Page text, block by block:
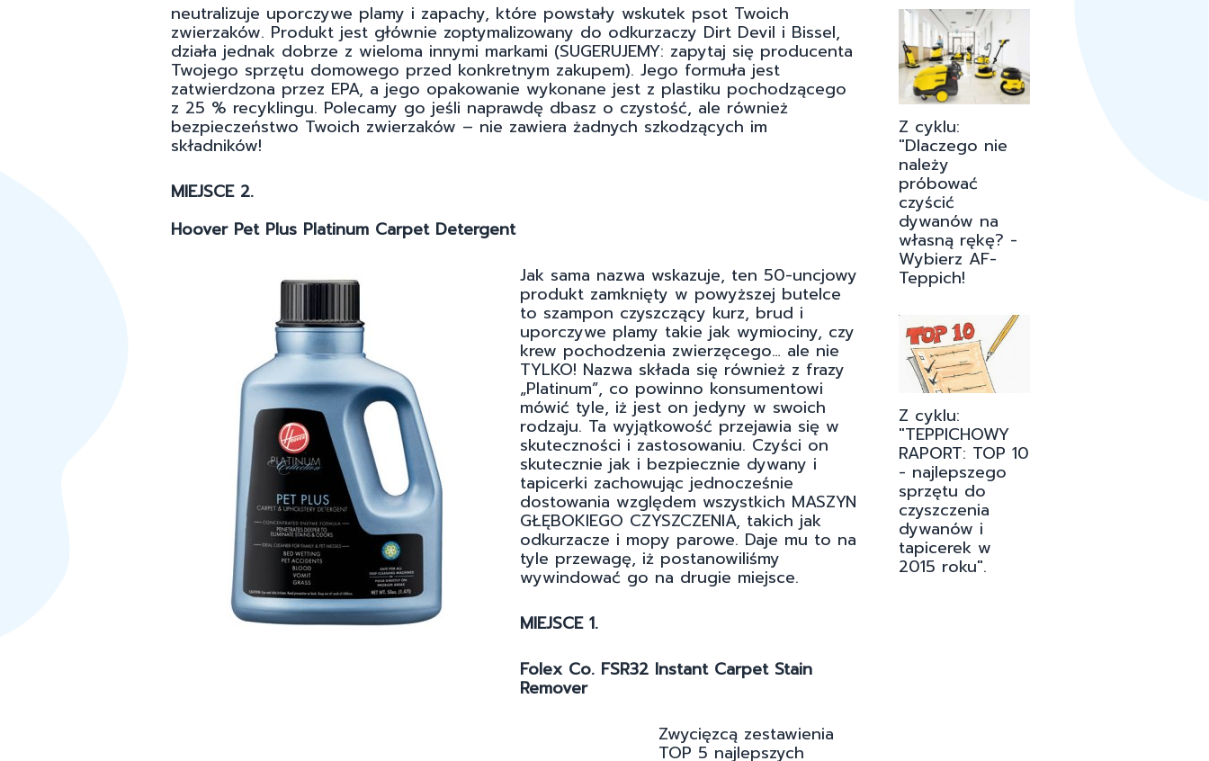
neutralizuje uporczywe plamy i zapachy, które powstały wskutek psot Twoich
zwierzaków. Produkt jest głównie zoptymalizowany do odkurzaczy Dirt Devil i Bissel,
działa jednak dobrze z wieloma innymi markami (SUGERUJEMY: zapytaj się producenta
Twojego sprzętu domowego przed konkretnym zakupem). Jego formuła jest
zatwierdzona przez EPA, a jego opakowanie wykonane jest z plastiku pochodzącego
z 25 % recyklingu. Polecamy go jeśli naprawdę dbasz o czystość, ale również
bezpieczeństwo Twoich zwierzaków – nie zawiera żadnych szkodzących im
składników!
MIEJSCE 2.
Hoover Pet Plus Platinum Carpet Detergent
Jak sama nazwa wskazuje, ten 50-uncjowy
produkt zamknięty w powyższej butelce
to szampon czyszczący kurz, brud i
uporczywe plamy takie jak wymiociny, czy
krew pochodzenia zwierzęcego… ale nie
TYLKO! Nazwa składa się również z frazy
„Platinum”, co powinno konsumentowi
mówić tyle, iż jest on jedyny w swoich
rodzaju. Ta wyjątkowość przejawia się w
skuteczności i zastosowaniu. Czyści on
skutecznie jak i bezpiecznie dywany i
tapicerki zachowując jednocześnie
dostowania względem wszystkich MASZYN
GŁĘBOKIEGO CZYSZCZENIA, takich jak
odkurzacze i mopy parowe. Daje mu to na
tyle przewagę, iż postanowiliśmy
wywindować go na drugie miejsce.
MIEJSCE 1.
Folex Co. FSR32 Instant Carpet Stain
Remover
Zwycięzcą zestawienia
TOP 5 najlepszych
Z cyklu:
"Dlaczego nie
należy
próbować
czyścić
dywanów na
własną rękę? -
Wybierz AF-
Teppich!
Z cyklu:
"TEPPICHOWY
RAPORT: TOP 10
- najlepszego
sprzętu do
czyszczenia
dywanów i
tapicerek w
2015 roku".